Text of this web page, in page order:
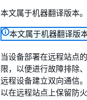
本文属于机器翻译版本
本文属于机器翻译版
当设备部署在远程站点
限，以便进行故障排除
远程设备建立双向通信
以在远程站点上保留防